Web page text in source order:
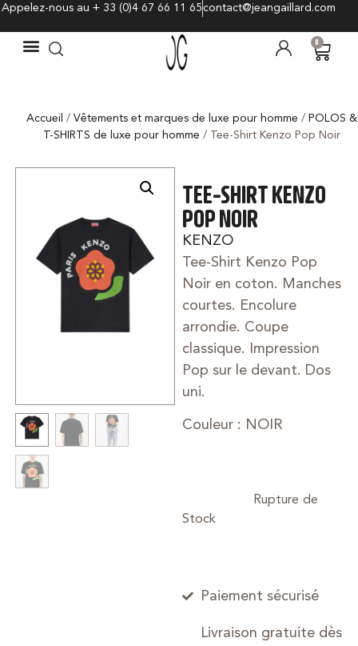
Appelez-nous au + 33 (0)4 67 66 11 65contact@jeangaillard.com
0
Accueil / Vêtements et marques de luxe pour homme / POLOS &
T-SHIRTS de luxe pour homme / Tee-Shirt Kenzo Pop Noir
TEE-SHIRT KENZO
POP NOIR
KENZO
Tee-Shirt Kenzo Pop
Noir en coton. Manches
courtes. Encolure
arrondie. Coupe
classique. Impression
Pop sur le devant. Dos
uni.
Couleur : NOIR
Paiement sécurisé
Livraison gratuite dès